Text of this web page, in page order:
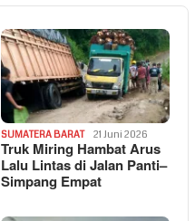
SUMATERA BARAT 21 Juni 2026
Truk Miring Hambat Arus
Lalu Lintas di Jalan Panti–
Simpang Empat